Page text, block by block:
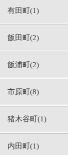
有田町(1)
飯田町(2)
飯浦町(2)
市原町(8)
猪木谷町(1)
内田町(1)